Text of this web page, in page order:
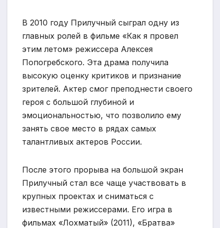
В 2010 году Прилучный сыграл одну из
главных ролей в фильме «Как я провел
этим летом» режиссера Алексея
Попогребского. Эта драма получила
высокую оценку критиков и признание
зрителей. Актер смог преподнести своего
героя с большой глубиной и
эмоциональностью, что позволило ему
занять свое место в рядах самых
талантливых актеров России.
После этого прорыва на большой экран
Прилучный стал все чаще участвовать в
крупных проектах и сниматься с
известными режиссерами. Его игра в
фильмах «Лохматый» (2011), «Братва»